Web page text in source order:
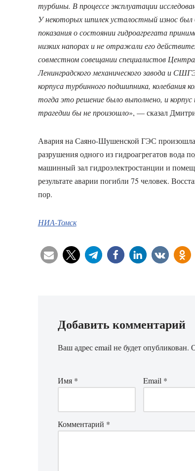
турбины. В процессе эксплуатации
У некоторых шпилек усталостный износ был
показания о состоянии гидроагрегата
низких напорах и не отражали его
совместном совещании специалистов
Ленинградского механического завода и
корпуса турбинного подшипника, колебания
тогда это решение было выполнено, и
трагедии бы не произошло», — сказал
Авария на Саяно-Шушенской ГЭС произошла
разрушения одного из гидроагрегатов вода
машинный зал гидроэлектростанции и
результате аварии погибли 75 человек.
пор.
НИА-Томск
Добавить комментарий
Ваш адрес email не будет опубликован.
Имя * Email *
Комментарий *